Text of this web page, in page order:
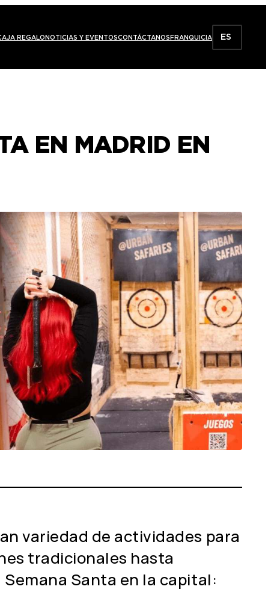
REGALO NOTICIAS Y EVENTOSCONTÁCTANOS FRANQUICIA ES
EN MADRID EN
variedad de actividades para
tradicionales hasta
Santa en la capital: